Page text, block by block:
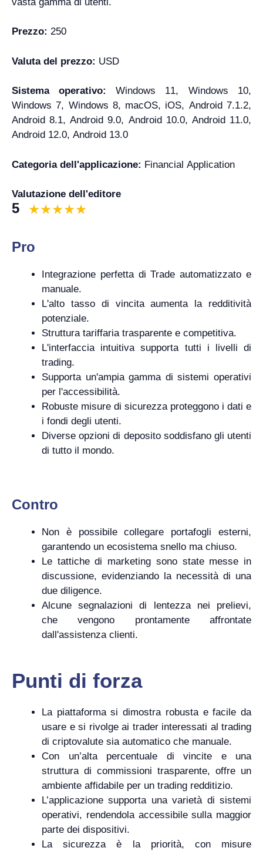
Prezzo: 250
Valuta del prezzo: USD
Sistema operativo: Windows 11, Windows 10,
Windows 7, Windows 8, macOS, iOS, Android 7.1.2,
Android 8.1, Android 9.0, Android 10.0, Android 11.0,
Android 12.0, Android 13.0
Categoria dell'applicazione: Financial Application
Valutazione dell'editore
5
Pro
Integrazione perfetta di Trade automatizzato e
manuale.
L'alto tasso di vincita aumenta la redditività
potenziale.
Struttura tariffaria trasparente e competitiva.
L'interfaccia intuitiva supporta tutti i livelli di
trading.
Supporta un'ampia gamma di sistemi operativi
per l'accessibilità.
Robuste misure di sicurezza proteggono i dati e
i fondi degli utenti.
Diverse opzioni di deposito soddisfano gli utenti
di tutto il mondo.
Contro
Non è possibile collegare portafogli esterni,
garantendo un ecosistema snello ma chiuso.
Le tattiche di marketing sono state messe in
discussione, evidenziando la necessità di una
due diligence.
Alcune segnalazioni di lentezza nei prelievi,
che vengono prontamente affrontate
dall'assistenza clienti.
Punti di forza
La piattaforma si dimostra robusta e facile da
usare e si rivolge ai trader interessati al trading
di criptovalute sia automatico che manuale.
Con un’alta percentuale di vincite e una
struttura di commissioni trasparente, offre un
ambiente affidabile per un trading redditizio.
L’applicazione supporta una varietà di sistemi
operativi, rendendola accessibile sulla maggior
parte dei dispositivi.
La sicurezza è la priorità, con misure